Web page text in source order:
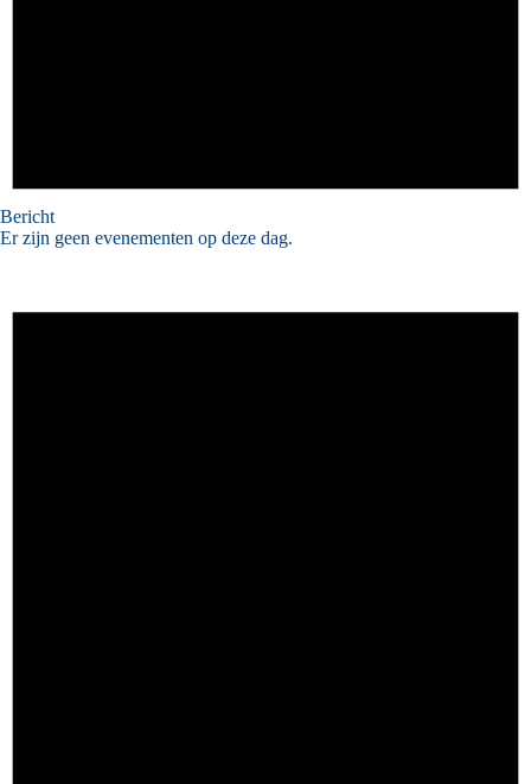
Bericht
Er zijn geen evenementen op deze dag.